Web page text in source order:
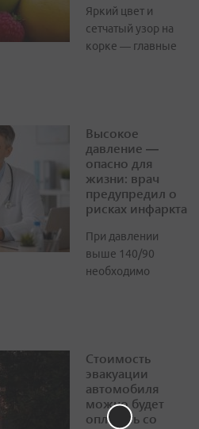
Яркий цвет и
сетчатый узор на
корке — главные
Высокое
давление —
опасно для
жизни: врач
предупредил о
рисках инфаркта
При давлении
выше 140/90
необходимо
Стоимость
эвакуации
автомобиля
можно будет
оплатить со